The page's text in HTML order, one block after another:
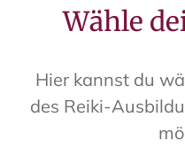
Wähle
Hier kannst du
des Reiki-